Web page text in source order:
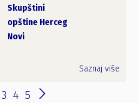
Skupštini
opštine Herceg
Novi
Saznaj više
3 4 5